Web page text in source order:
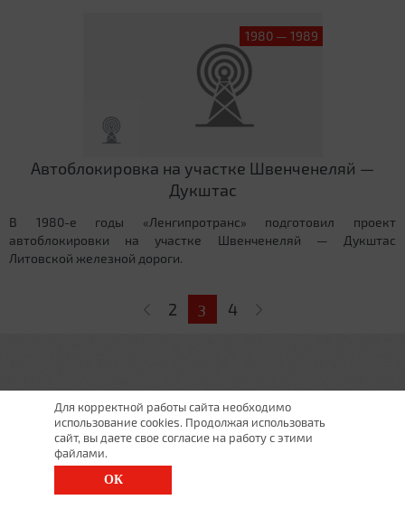
1980 — 1989
Автоблокировка на участке Швенченеляй —
Дукштас
В 1980-е годы «Ленгипротранс» подготовил проект
автоблокировки на участке Швенченеляй — Дукштас
Литовской железной дороги.
2 3 4
Для корректной работы сайта необходимо
использование cookies. Продолжая использовать
сайт, вы даете свое согласие на работу с этими
файлами.
ОК